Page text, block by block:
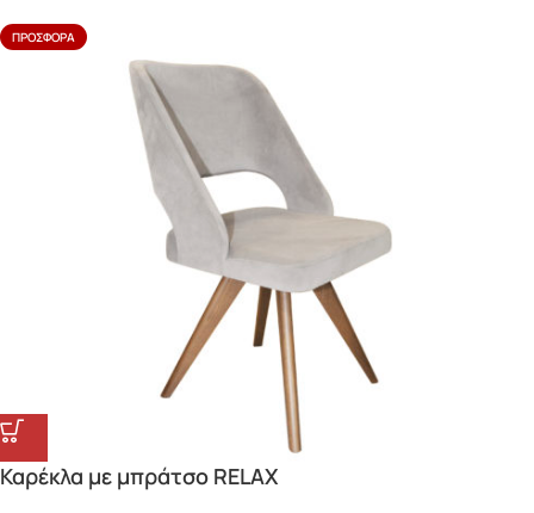
ΠΡΟΣΦΟΡΆ
Καρέκλα με μπράτσο RELAX